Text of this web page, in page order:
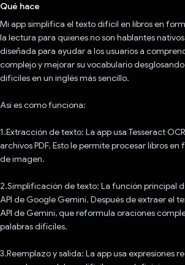
Qué hace
Mi app simplifica el texto difícil en libros en
la lectura para quienes no son hablantes
diseñada para ayudar a los usuarios a
complejo y mejorar su vocabulario
difíciles en un inglés más sencillo.
Así es como funciona:
1.Extracción de texto: La app usa Tesseract
archivos PDF. Esto le permite procesar libros
de imagen.
2.Simplificación de texto: La función principal
API de Google Gemini. Después de extraer el
API de Gemini, que reformula oraciones
palabras difíciles.
3.Reemplazo y salida: La app usa expresiones